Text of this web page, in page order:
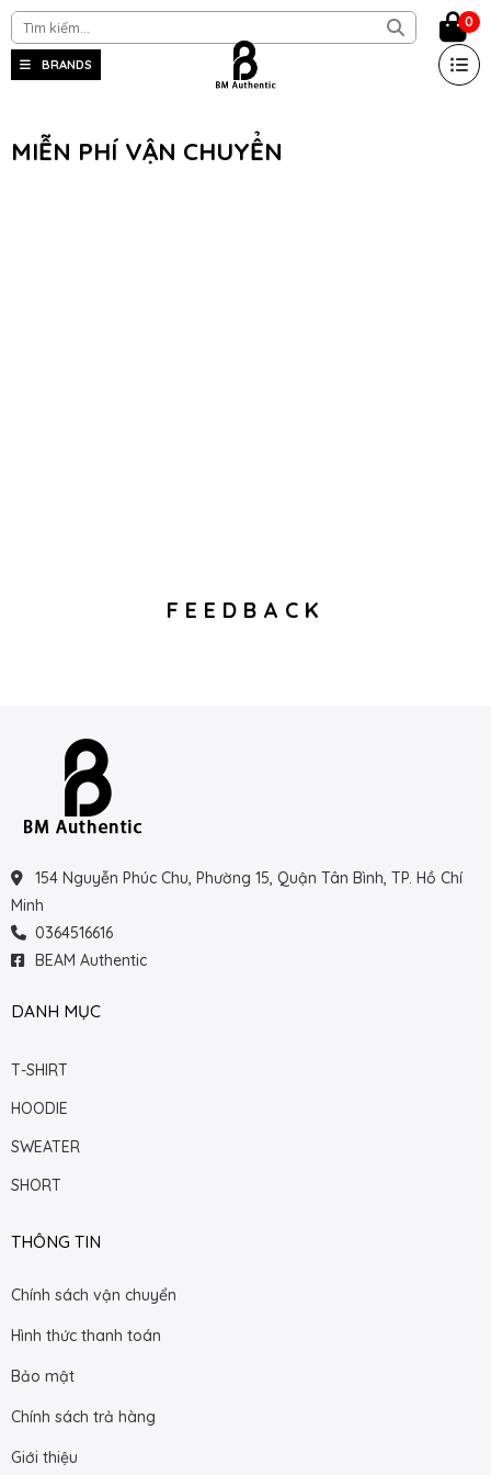
BRANDS
0
MIỄN PHÍ VẬN CHUYỂN
FEEDBACK
154 Nguyễn Phúc Chu, Phường 15, Quận Tân Bình, TP. Hồ Chí
Minh
0364516616
BEAM Authentic
DANH MỤC
T-SHIRT
HOODIE
SWEATER
SHORT
THÔNG TIN
Chính sách vận chuyển
Hình thức thanh toán
Bảo mật
Chính sách trả hàng
Giới thiệu